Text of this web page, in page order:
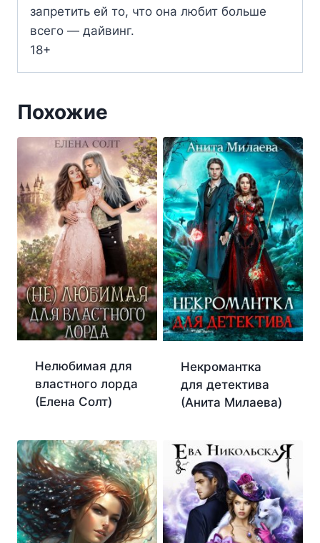
запретить ей то, что она любит больше
всего — дайвинг.
18+
Похожие
Нелюбимая для
властного лорда
(Елена Солт)
Некромантка
для детектива
(Анита Милаева)